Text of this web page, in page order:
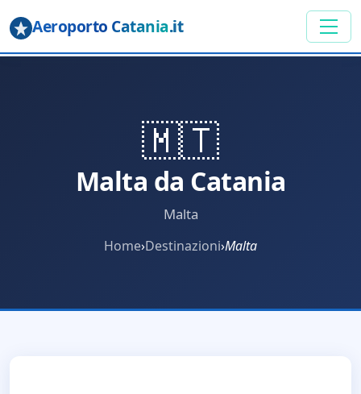
Aeroporto Catania.it
🇲🇹
Malta da Catania
Malta
Home›Destinazioni›Malta